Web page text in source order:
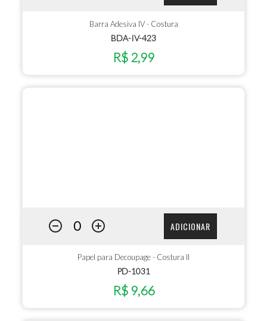
Barra Adesiva IV - Costura
BDA-IV-423
R$ 2,99
ADICIONAR
Papel para Decoupage - Costura II
PD-1031
R$ 9,66